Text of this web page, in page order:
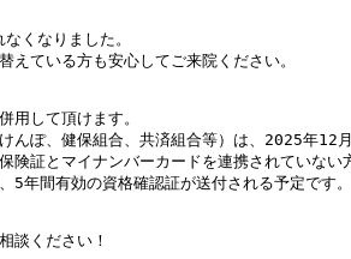
なくなりました。
えている方も安心してご来院ください。
用して頂けます。
んぽ、健保組合、共済組合等）は、2025年12
険証とマイナンバーカードを連携されていない
年間有効の資格確認証が送付される予定です。
談ください！